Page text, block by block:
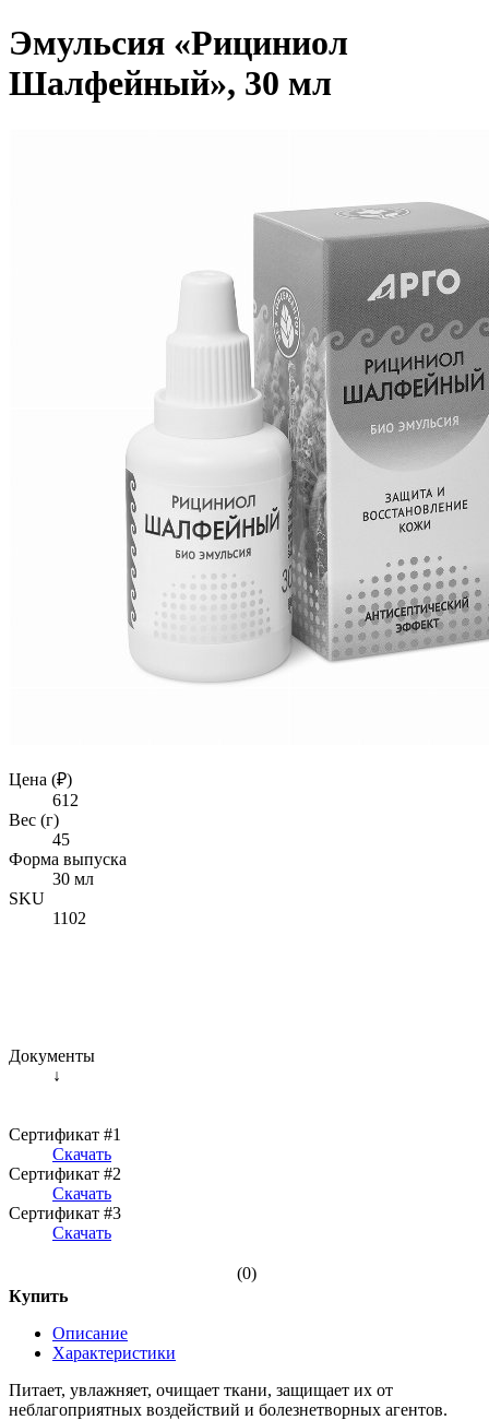
Эмульсия «Рициниол
Шалфейный», 30 мл
Цена (₽)
612
Вес (г)
45
Форма выпуска
30 мл
SKU
1102
Документы
↓
Сертификат #1
Скачать
Сертификат #2
Скачать
Сертификат #3
Скачать
(0)
Купить
Описание
Характеристики
Питает, увлажняет, очищает ткани, защищает их от
неблагоприятных воздействий и болезнетворных агентов.